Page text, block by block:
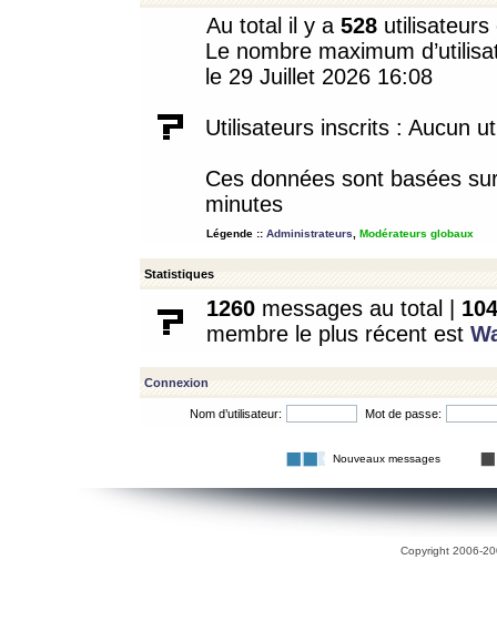
Au total il y a 528
Le nombre maximum
le 29 Juillet 2026 16:08
Utilisateurs inscrits : Aucun
Ces données sont basées
minutes
Légende :: Administrateurs Modérateurs globaux
Statistiques
1260 messages au total | 104
membre le plus récent est
Connexion
Nom d’utilisateur: Mot de passe:
Nouveaux messages
Copyright 2006-